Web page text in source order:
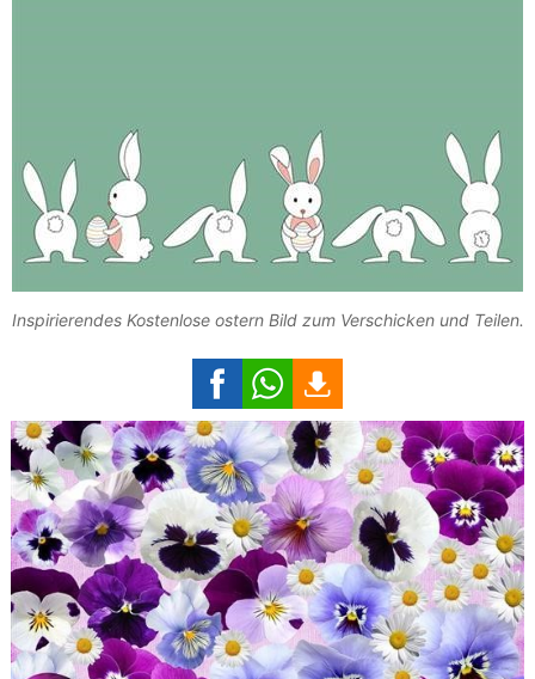
Inspirierendes Kostenlose ostern Bild zum Verschicken und Teilen.